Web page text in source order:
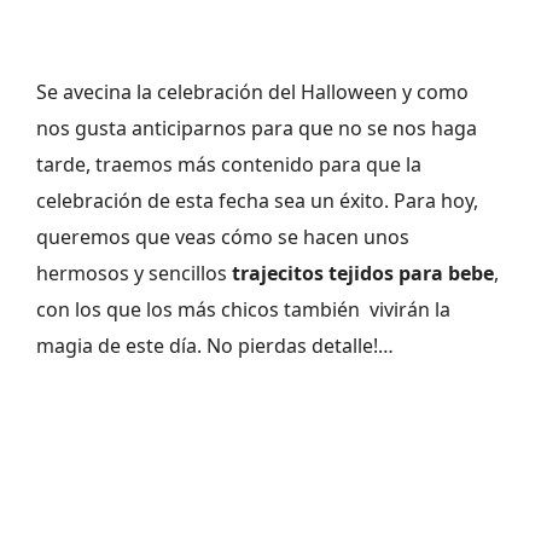
Se avecina la celebración del Halloween y como
nos gusta anticiparnos para que no se nos haga
tarde, traemos más contenido para que la
celebración de esta fecha sea un éxito. Para hoy,
queremos que veas cómo se hacen unos
hermosos y sencillos trajecitos tejidos para bebe,
con los que los más chicos también vivirán la
magia de este día. No pierdas detalle!…